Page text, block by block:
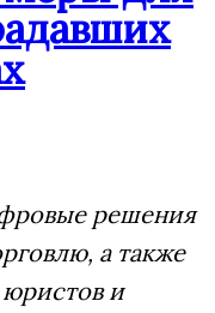
решения
а также
и